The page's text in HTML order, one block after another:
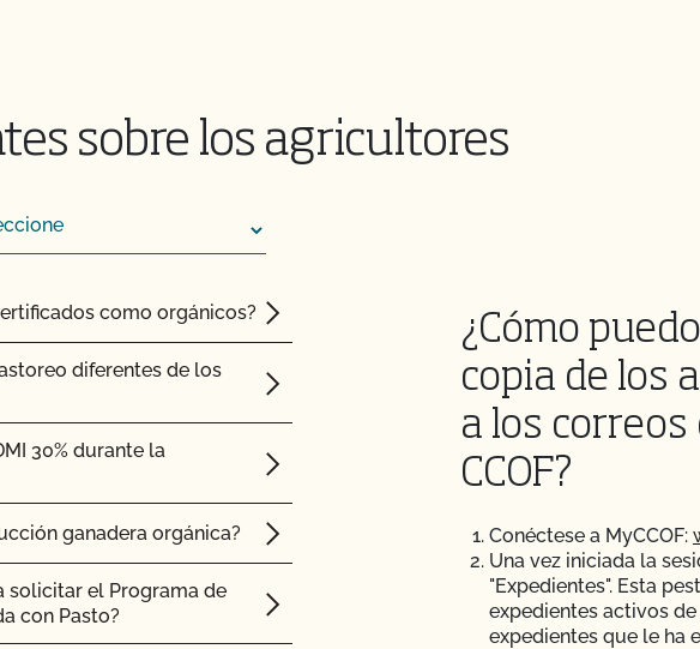
NOP de la UDSA y la
OCal con el
seguridad alimentaria?
de la inspección?
sobre los agricultores
como orgánicos?
diferentes de los
30% durante la
ganadera orgánica?
solicitar el Programa de
con Pasto?
¿Cómo
copia de los
a los
CCOF?
Conéctese a MyCCOF:
Una vez iniciada la
"Expedientes". Esta
expedientes activos
expedientes que le ha